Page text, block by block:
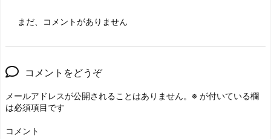
まだ、コメントがありません
コメントをどうぞ
メールアドレスが公開されることはありません。 ※ が付いている欄
は必須項目です
コメント